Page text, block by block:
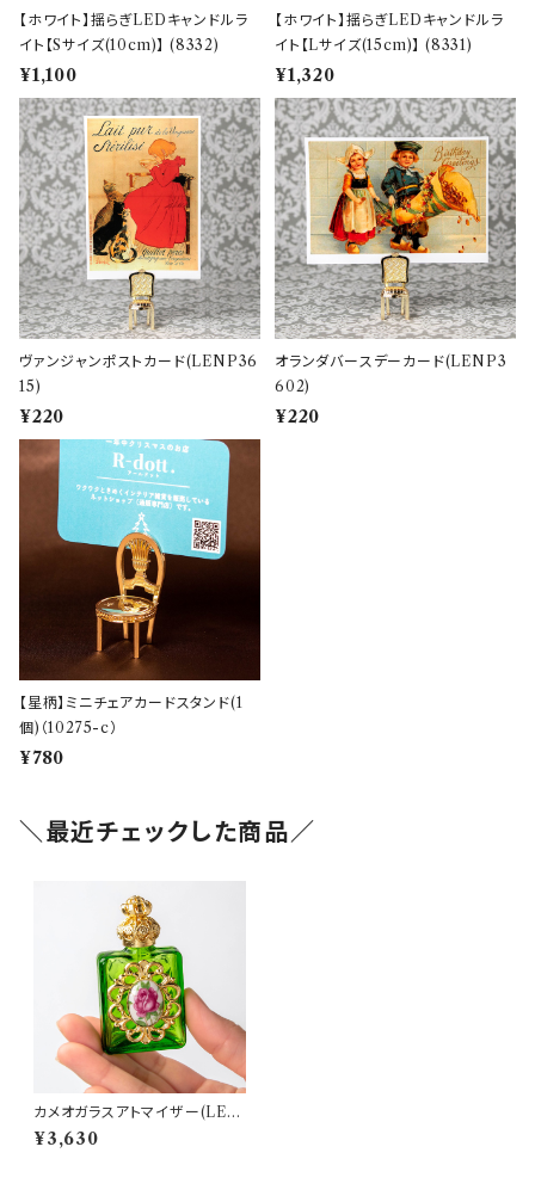
【ホワイト】揺らぎLEDキャンドルラ
イト【Sサイズ(10cm)】 (8332)
¥1,100
【ホワイト】揺らぎLEDキャンドルラ
イト【Lサイズ(15cm)】 (8331)
¥1,320
ヴァンジャンポストカード(LENP36
15)
¥220
オランダバースデーカード(LENP3
602)
¥220
【星柄】ミニチェアカードスタンド(1
個)（10275-c）
¥780
＼最近チェックした商品／
カメオガラスアトマイザー(LEC
P2702)
¥3,630